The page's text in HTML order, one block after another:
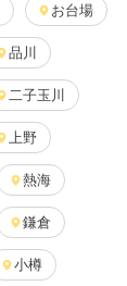
お台場
品川
二子玉川
上野
熱海
鎌倉
小樽